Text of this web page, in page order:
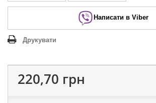
Написати в Viber
Друкувати
220,70 грн